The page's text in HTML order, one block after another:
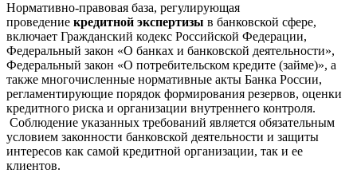
Нормативно-правовая база, регулирующая
проведение кредитной экспертизы в банковской сфере,
включает Гражданский кодекс Российской Федерации,
Федеральный закон «О банках и банковской деятельности»,
Федеральный закон «О потребительском кредите (займе)», а
также многочисленные нормативные акты Банка России,
регламентирующие порядок формирования резервов, оценки
кредитного риска и организации внутреннего контроля.
Соблюдение указанных требований является обязательным
условием законности банковской деятельности и защиты
интересов как самой кредитной организации, так и ее
клиентов.